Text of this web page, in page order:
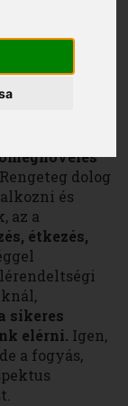
szerepe
de ez
Rengeteg dolog
és
az a
étkezés,
sikeres
elérni. Igen,
a fogyás,